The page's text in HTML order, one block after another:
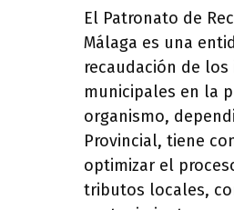
El Patronato de
Málaga es una
recaudación de
municipales en la
organismo,
Provincial, tiene
optimizar el
tributos locales,